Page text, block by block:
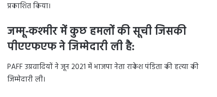
प्रकाशित किया।
जम्मू-कश्मीर में कुछ हमलों की सूची जिसकी
पीएएफएफ ने जिम्मेदारी ली है:
PAFF उग्रवादियों ने जून 2021 में भाजपा नेता राकेश पंडिता की हत्या की
जिम्मेदारी ली।